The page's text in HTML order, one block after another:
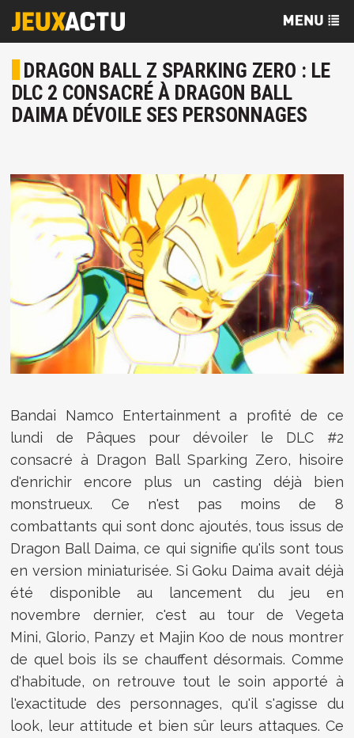
DRAGON BALL Z SPARKING ZERO : LE
DLC 2 CONSACRÉ À DRAGON BALL
DAIMA DÉVOILE SES PERSONNAGES
Bandai Namco Entertainment a profité de ce
lundi de Pâques pour dévoiler le DLC #2
consacré à Dragon Ball Sparking Zero, hisoire
d'enrichir encore plus un casting déjà bien
monstrueux. Ce n'est pas moins de 8
combattants qui sont donc ajoutés, tous issus de
Dragon Ball Daima, ce qui signifie qu'ils sont tous
en version miniaturisée. Si Goku Daima avait déjà
été disponible au lancement du jeu en
novembre dernier, c'est au tour de Vegeta
Mini, Glorio, Panzy et Majin Koo de nous montrer
de quel bois ils se chauffent désormais. Comme
d'habitude, on retrouve tout le soin apporté à
l'exactitude des personnages, qu'il s'agisse du
look, leur attitude et bien sûr leurs attaques. Ce